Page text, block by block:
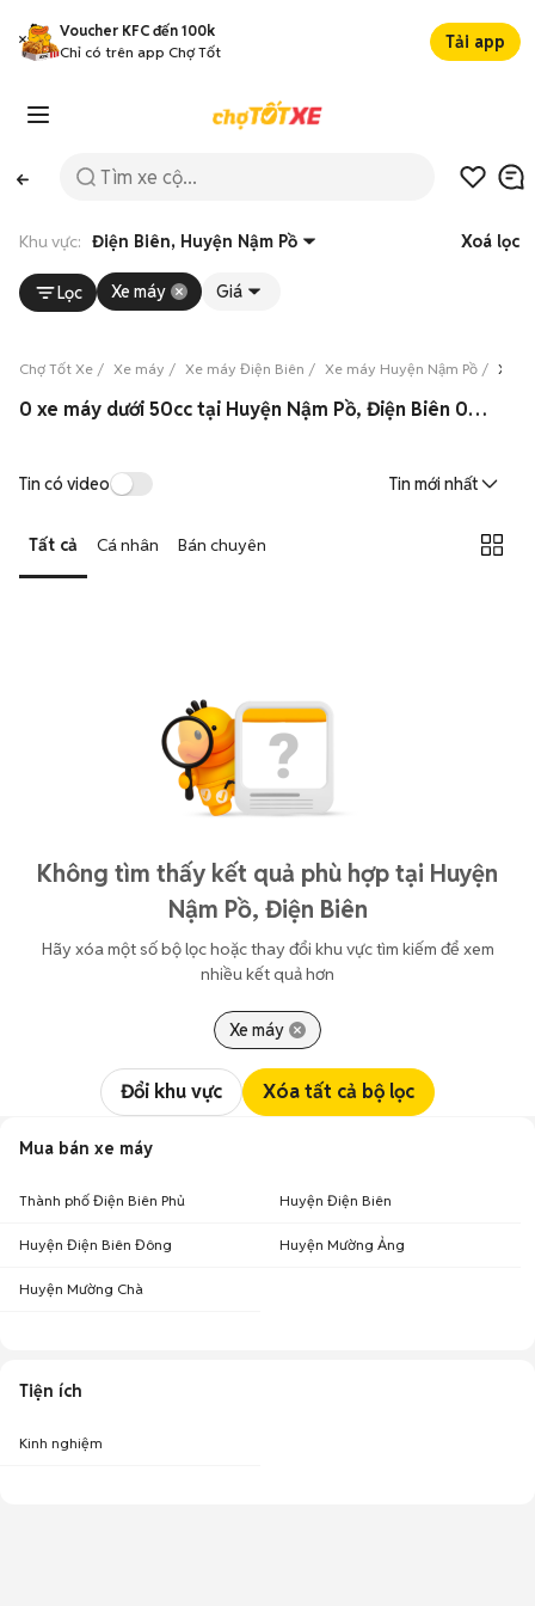
Voucher KFC đến 100k
Chỉ có trên app Chợ Tốt
Tải app
Khu vực: Điện Biên, Huyện Nậm Pồ Xoá lọc
Lọc Xe máy Giá
Chợ Tốt Xe Xe máy Xe máy Điện Biên Xe máy Huyện Nậm Pồ Xe
0 xe máy dưới 50cc tại Huyện Nậm Pồ, Điện Biên 08/2026
Tin có video Tin mới nhất
Tất cả Cá nhân Bán chuyên
Không tìm thấy kết quả phù hợp tại Huyện
Nậm Pồ, Điện Biên
Hãy xóa một số bộ lọc hoặc thay đổi khu vực tìm kiếm để xem
nhiều kết quả hơn
Xe máy
Đổi khu vực Xóa tất cả bộ lọc
Mua bán xe máy
Thành phố Điện Biên Phủ Huyện Điện Biên
Huyện Điện Biên Đông Huyện Mường Ảng
Huyện Mường Chà
Tiện ích
Kinh nghiệm